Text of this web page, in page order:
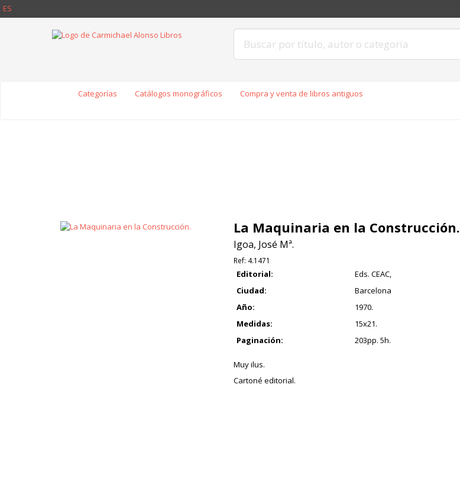
ES
Categorías Catálogos monográficos Compra y venta de libros antiguos
La Maquinaria en la Construcción.
Igoa, José Mª.
Ref: 4.1471
Editorial:
Eds. CEAC,
Ciudad:
Barcelona
Año:
1970.
Medidas:
15x21.
Paginación:
203pp. 5h.
Muy ilus.
Cartoné editorial.